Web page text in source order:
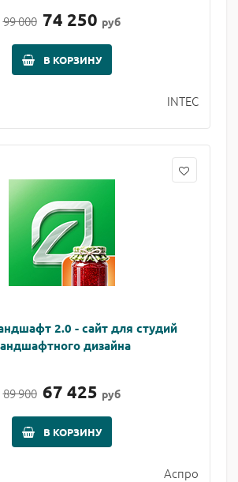
99 000 74 250 руб
В КОРЗИНУ
INTEC
2.0 - сайт для студий
дизайна
89 900 67 425 руб
В КОРЗИНУ
Аспро